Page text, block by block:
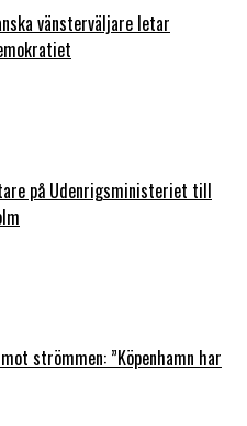
vänsterväljare letar
på Udenrigsministeriet till
strömmen: ”Köpenhamn har